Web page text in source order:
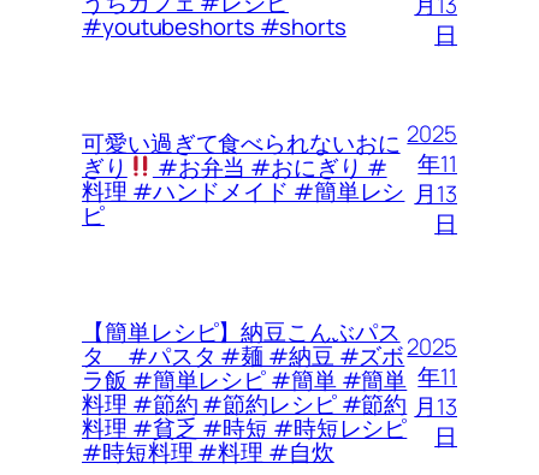
#youtubeshorts #shorts
日
可愛い過ぎて食べられないおに
ぎり #お弁当 #おにぎり #
料理 #ハンドメイド #簡単レシ
ピ
2025
年11
月13
日
【簡単レシピ】納豆こんぶパス
タ #パスタ #麺 #納豆 #ズボ
ラ飯 #簡単レシピ #簡単 #簡単
料理 #節約 #節約レシピ #節約
料理 #貧乏 #時短 #時短レシピ
#時短料理 #料理 #自炊
2025
年11
月13
日